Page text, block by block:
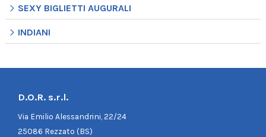
SEXY BIGLIETTI AUGURALI
INDIANI
D.O.R. s.r.l.
Via Emilio Alessandrini, 22/24
25086 Rezzato (BS)